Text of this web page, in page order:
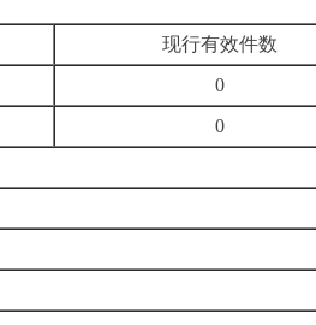
现行有效件数
0
0